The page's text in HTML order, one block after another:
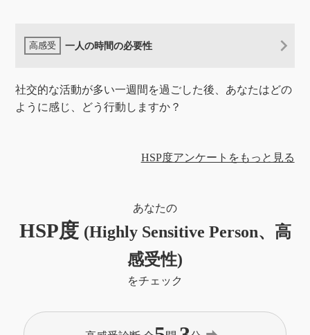
一人の時間の必要性
社交的な活動が多い一週間を過ごした後、あなたはどの
ように感じ、どう行動しますか？
HSP度アンケートをもっと見る
あなたの
HSP度 (Highly Sensitive Person、高
感受性)
をチェック